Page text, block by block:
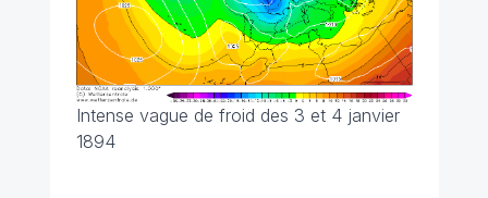
Intense vague de froid des 3 et 4 janvier
1894